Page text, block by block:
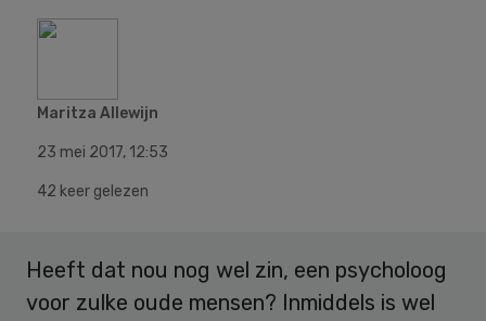
Maritza Allewijn
23 mei 2017, 12:53
42 keer gelezen
Heeft dat nou nog wel zin, een psycholoog
voor zulke oude mensen? Inmiddels is wel